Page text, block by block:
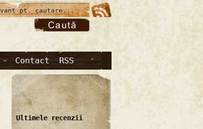
Contact RSS
Ultimele recenzii